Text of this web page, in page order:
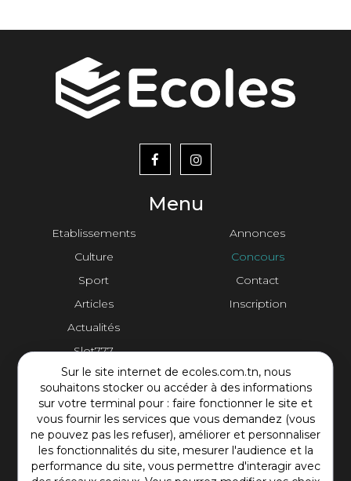
Sur le site internet de ecoles.com.tn, nous
souhaitons stocker ou accéder à des informations
sur votre terminal pour : faire fonctionner le site et
vous fournir les services que vous demandez (vous
ne pouvez pas les refuser), améliorer et personnaliser
les fonctionnalités du site, mesurer l'audience et la
performance du site, vous permettre d'interagir avec
Menu
Etablissements
Culture
Sport
Articles
Actualités
Slot777
menu
footer2
Annonces
Concours
Contact
Inscription
Contact Plateforme
Rue Mohamed Shim, Rbat Monastir 5000 Tunisie
+216 97 50 60 54
contact@ecoles.com.tn